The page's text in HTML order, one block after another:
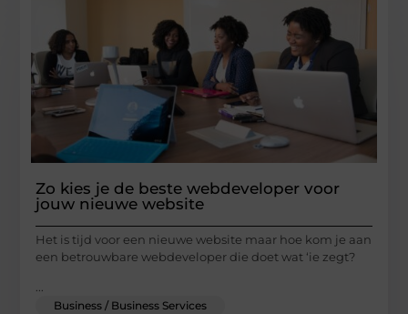
Zo kies je de beste webdeveloper voor
jouw nieuwe website
Het is tijd voor een nieuwe website maar hoe kom je aan
een betrouwbare webdeveloper die doet wat ‘ie zegt?
Business / Business Services